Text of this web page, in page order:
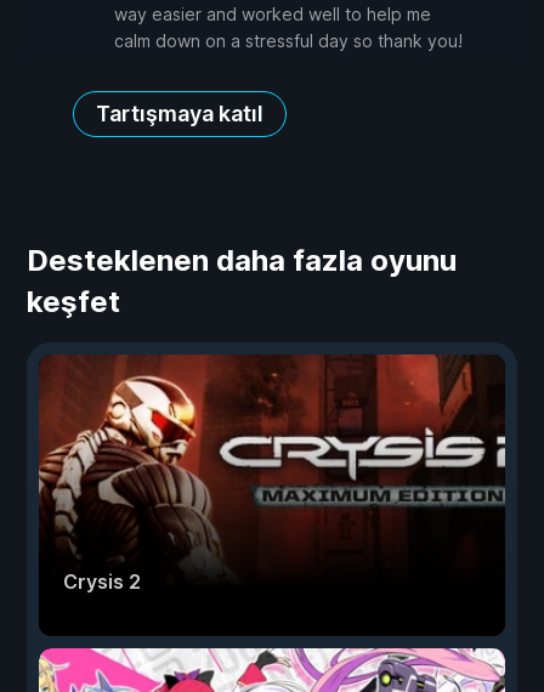
way easier and worked well to help me
calm down on a stressful day so thank you!
Tartışmaya katıl
Desteklenen daha fazla oyunu
keşfet
Crysis 2